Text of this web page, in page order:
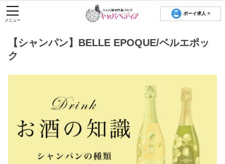
ボーイ求人 >
メニュー
【シャンパン】BELLE EPOQUE/ベルエポッ
ク